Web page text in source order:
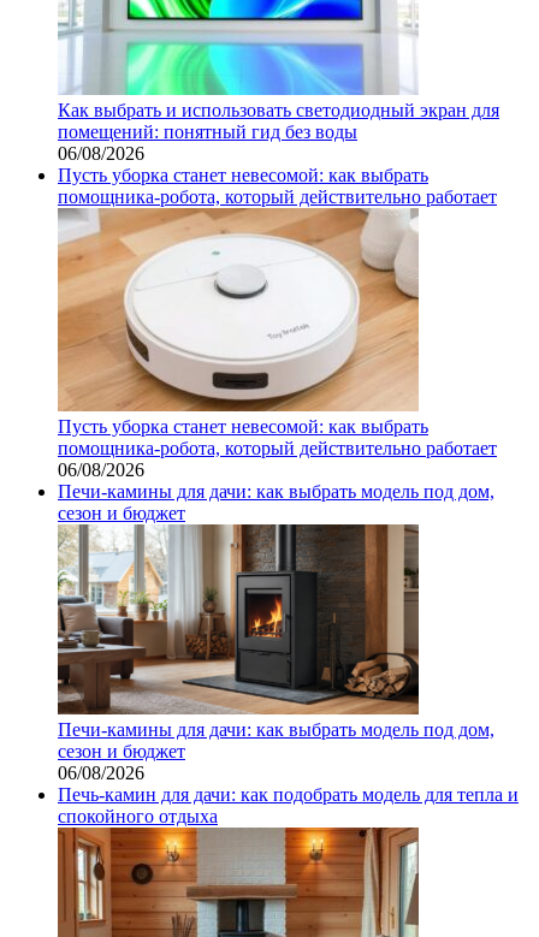
Как выбрать и использовать светодиодный экран для
помещений: понятный гид без воды
06/08/2026
Пусть уборка станет невесомой: как выбрать
помощника‑робота, который действительно работает
Пусть уборка станет невесомой: как выбрать
помощника‑робота, который действительно работает
06/08/2026
Печи-камины для дачи: как выбрать модель под дом,
сезон и бюджет
Печи-камины для дачи: как выбрать модель под дом,
сезон и бюджет
06/08/2026
Печь-камин для дачи: как подобрать модель для тепла и
спокойного отдыха